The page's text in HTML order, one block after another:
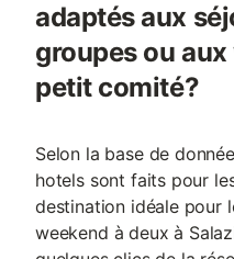
adaptés aux
groupes ou
petit comité?
Selon la base de
hotels sont faits pour
destination idéale pour
weekend à deux à